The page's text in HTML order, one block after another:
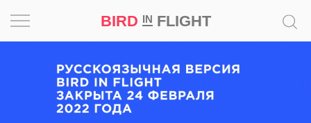
BIRD INFLIGHT